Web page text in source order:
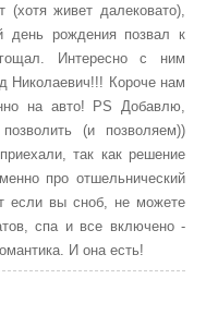
живет далековато),
день рождения позвал к
Интересно с ним
Николаевич!!! Короче нам
на авто! PS Добавлю,
(и позволяем))
так как решение
про отшельнический
если вы сноб, не можете
спа и все включено -
И она есть!